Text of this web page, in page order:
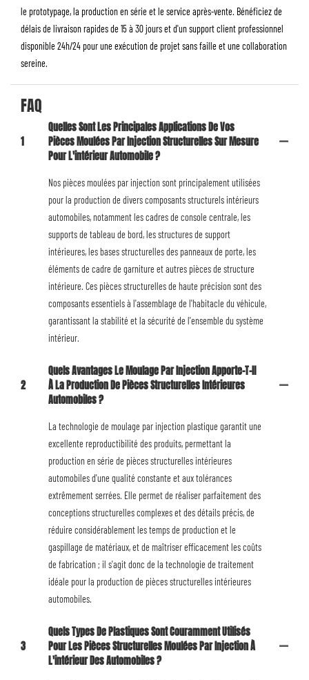
le prototypage, la production en série et le service après-vente. Bénéficiez de
délais de livraison rapides de 15 à 30 jours et d'un support client professionnel
disponible 24h/24 pour une exécution de projet sans faille et une collaboration
sereine.
FAQ
1
Quelles Sont Les Principales Applications De Vos
Pièces Moulées Par Injection Structurelles Sur Mesure
Pour L'intérieur Automobile ?
Nos pièces moulées par injection sont principalement utilisées
pour la production de divers composants structurels intérieurs
automobiles, notamment les cadres de console centrale, les
supports de tableau de bord, les structures de support
intérieures, les bases structurelles des panneaux de porte, les
éléments de cadre de garniture et autres pièces de structure
intérieure. Ces pièces structurelles de haute précision sont des
composants essentiels à l'assemblage de l'habitacle du véhicule,
garantissant la stabilité et la sécurité de l'ensemble du système
intérieur.
2
Quels Avantages Le Moulage Par Injection Apporte-T-Il
À La Production De Pièces Structurelles Intérieures
Automobiles ?
La technologie de moulage par injection plastique garantit une
excellente reproductibilité des produits, permettant la
production en série de pièces structurelles intérieures
automobiles d'une qualité constante et aux tolérances
extrêmement serrées. Elle permet de réaliser parfaitement des
conceptions structurelles complexes et des détails précis, de
réduire considérablement les temps de production et le
gaspillage de matériaux, et de maîtriser efficacement les coûts
de fabrication ; il s'agit donc de la technologie de traitement
idéale pour la production de pièces structurelles intérieures
automobiles.
3
Quels Types De Plastiques Sont Couramment Utilisés
Pour Les Pièces Structurelles Moulées Par Injection À
L'intérieur Des Automobiles ?